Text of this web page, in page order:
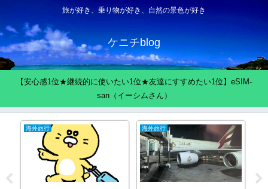
旅が好き、乗り物が好き、自然の景色が好き
ケニチblog
【安心感1位★継続的に使いたい1位★友達にすすめたい1位】eSIM-
san（イーシムさん）
海外旅行 海外旅行